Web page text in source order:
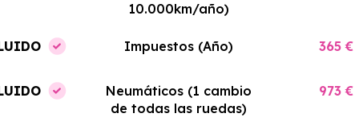
10.000km/año)
Impuestos (Año) 365 €
Neumáticos (1 cambio
de todas las ruedas)
973 €